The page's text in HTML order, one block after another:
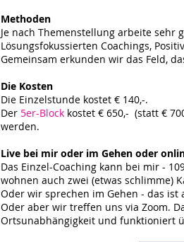
Methoden
Je nach Themenstellung arbeite sehr
Lösungsfokussierten Coachings,
Gemeinsam erkunden wir das Feld,
Die Kosten
Die Einzelstunde kostet € 140,-.
Der 5er-Block kostet € 650,- (statt €
werden.
Live bei mir oder im Gehen oder
Das Einzel-Coaching kann bei mir -
wohnen auch zwei (etwas schlimme)
Oder wir sprechen im Gehen - das ist
Oder aber wir treffen uns via Zoom.
Ortsunabhängigkeit und funktioniert